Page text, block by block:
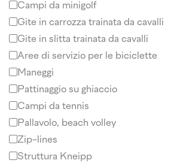
Campi da minigolf
Gite in carrozza trainata da cavalli
Gite in slitta trainata da cavalli
Aree di servizio per le biciclette
Maneggi
Pattinaggio su ghiaccio
Campi da tennis
Pallavolo, beach volley
Zip-lines
Struttura Kneipp